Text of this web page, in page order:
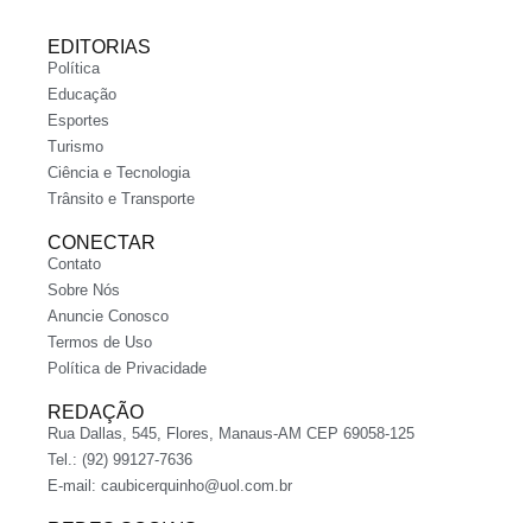
EDITORIAS
Política
Educação
Esportes
Turismo
Ciência e Tecnologia
Trânsito e Transporte
CONECTAR
Contato
Sobre Nós
Anuncie Conosco
Termos de Uso
Política de Privacidade
REDAÇÃO
Rua Dallas, 545, Flores, Manaus-AM CEP 69058-125
Tel.: (92) 99127-7636
E-mail: caubicerquinho@uol.com.br